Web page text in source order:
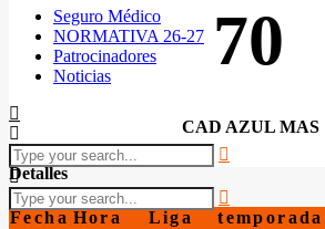
Seguro Médico
NORMATIVA 26-27
Patrocinadores
Noticias
70
CAD AZUL MAS
Detalles
Fecha Hora Liga temporada